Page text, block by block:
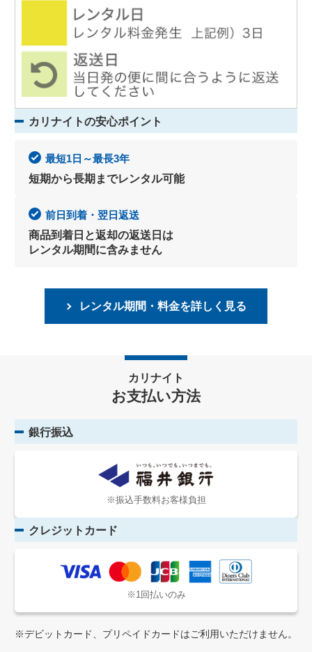
カリナイトの安心ポイント
最短1日～最長3年
短期から長期までレンタル可能
前日到着・翌日返送
商品到着日と返却の返送日は
レンタル期間に含みません
レンタル期間・料金を詳しく見る
カリナイト
お支払い方法
銀行振込
※振込手数料お客様負担
クレジットカード
※1回払いのみ
※デビットカード、プリペイドカードはご利用いただけません。